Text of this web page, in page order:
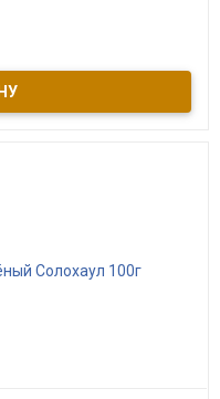
ручного сбора с
банка.
г. Сочи